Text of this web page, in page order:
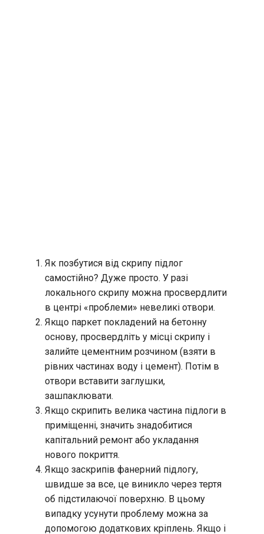
Як позбутися від скрипу підлог
самостійно? Дуже просто. У разі
локального скрипу можна просвердлити
в центрі «проблеми» невеликі отвори.
Якщо паркет покладений на бетонну
основу, просвердліть у місці скрипу і
залийте цементним розчином (взяти в
рівних частинах воду і цемент). Потім в
отвори вставити заглушки,
зашпаклювати.
Якщо скрипить велика частина підлоги в
приміщенні, значить знадобитися
капітальний ремонт або укладання
нового покриття.
Якщо заскрипів фанерний підлогу,
швидше за все, це виникло через тертя
об підстилаючої поверхню. В цьому
випадку усунути проблему можна за
допомогою додаткових кріплень. Якщо і